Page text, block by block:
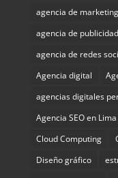
agencia de
agencia de
agencia de redes
Agencia digital
agencias digitales
Agencia SEO en Lima
Cloud Computing
Diseño gráfico